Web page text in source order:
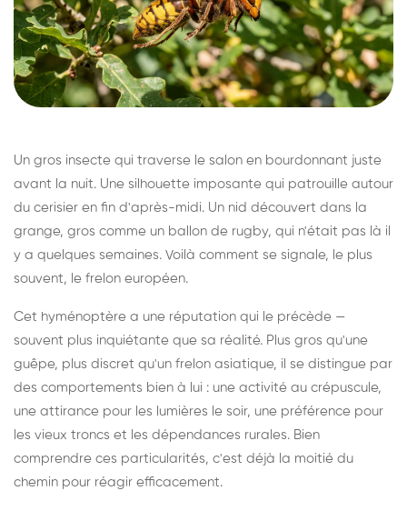
Un gros insecte qui traverse le salon en bourdonnant juste
avant la nuit. Une silhouette imposante qui patrouille autour
du cerisier en fin d'après-midi. Un nid découvert dans la
grange, gros comme un ballon de rugby, qui n'était pas là il
y a quelques semaines. Voilà comment se signale, le plus
souvent, le frelon européen.
Cet hyménoptère a une réputation qui le précède —
souvent plus inquiétante que sa réalité. Plus gros qu'une
guêpe, plus discret qu'un frelon asiatique, il se distingue par
des comportements bien à lui : une activité au crépuscule,
une attirance pour les lumières le soir, une préférence pour
les vieux troncs et les dépendances rurales. Bien
comprendre ces particularités, c'est déjà la moitié du
chemin pour réagir efficacement.